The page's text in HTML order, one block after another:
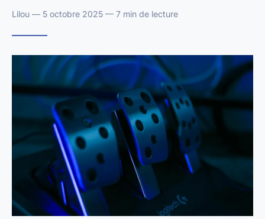
Lilou — 5 octobre 2025 — 7 min de lecture